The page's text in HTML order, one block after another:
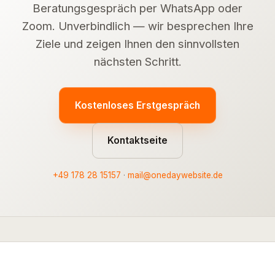
Beratungsgespräch per WhatsApp oder
Zoom. Unverbindlich — wir besprechen Ihre
Ziele und zeigen Ihnen den sinnvollsten
nächsten Schritt.
Kostenloses Erstgespräch
Kontaktseite
+49 178 28 15157 · mail@onedaywebsite.de